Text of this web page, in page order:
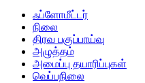
ஃப்ளோமீட்டர்
நிலை
திரவ பகுப்பாய்வு
அழுத்தம்
அமைப்பு தயாரிப்புகள்
வெப்பநிலை